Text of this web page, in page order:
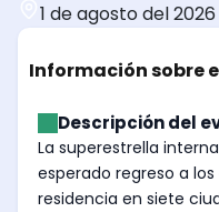
1 de agosto del 2026
Información sobre
Descripción del
La superestrella
esperado regreso a
residencia en siete